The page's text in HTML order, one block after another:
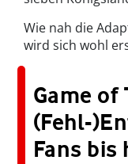
Wie nah die
wird sich wohl
Game of
(Fehl-
Fans bis